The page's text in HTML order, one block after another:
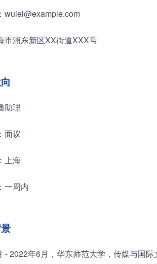
wulei@example.com
市浦东新区XX街道XXX号
助理
面议
上海
一周内
- 2022年6月，华东师范大学，传媒与